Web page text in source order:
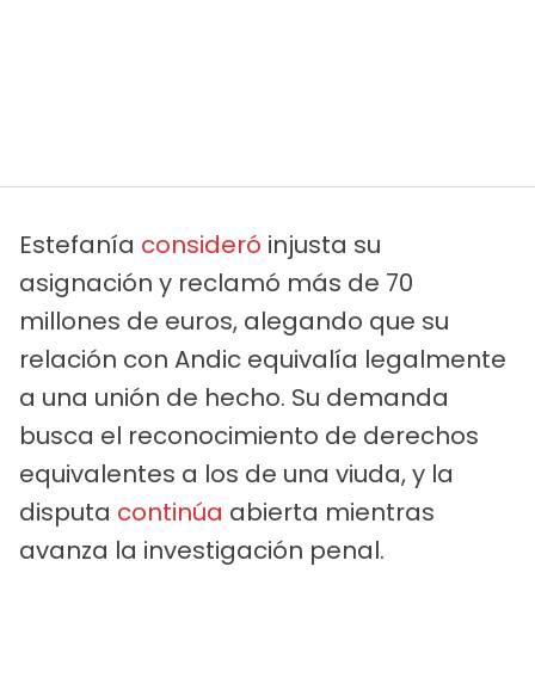
Estefanía consideró injusta su
asignación y reclamó más de 70
millones de euros, alegando que su
relación con Andic equivalía legalmente
a una unión de hecho. Su demanda
busca el reconocimiento de derechos
equivalentes a los de una viuda, y la
disputa continúa abierta mientras
avanza la investigación penal.